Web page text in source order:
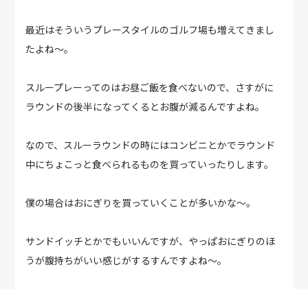
最近はそういうプレースタイルのゴルフ場も増えてきまし
たよね～。
スループレーってのはお昼ご飯を食べないので、さすがに
ラウンドの後半になってくるとお腹が減るんですよね。
なので、スルーラウンドの時にはコンビニとかでラウンド
中にちょこっと食べられるものを買っていったりします。
僕の場合はおにぎりを買っていくことが多いかな～。
サンドイッチとかでもいいんですが、やっぱおにぎりのほ
うが腹持ちがいい感じがするすんですよね～。